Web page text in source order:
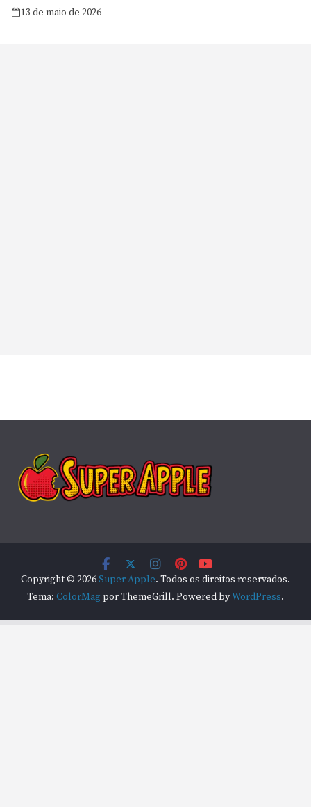
13 de maio de 2026
Copyright © 2026Super Apple. Todos os direitos reservados.
Tema: ColorMag por ThemeGrill. Powered byWordPress.